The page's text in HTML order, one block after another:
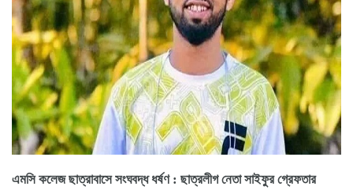
এমসি কলেজ ছাত্রাবাসে সংঘবদ্ধ ধর্ষণ : ছাত্রলীগ নেতা সাইফুর গ্রেফতার